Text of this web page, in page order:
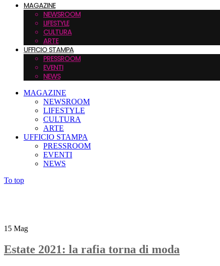
MAGAZINE
NEWSROOM
LIFESTYLE
CULTURA
ARTE
UFFICIO STAMPA
PRESSROOM
EVENTI
NEWS
MAGAZINE
NEWSROOM
LIFESTYLE
CULTURA
ARTE
UFFICIO STAMPA
PRESSROOM
EVENTI
NEWS
To top
15 Mag
Estate 2021: la rafia torna di moda